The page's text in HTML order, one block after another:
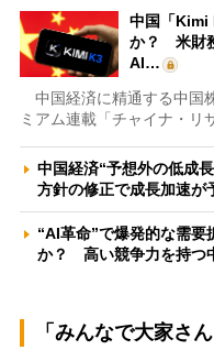
中国「Kimi
か？ 米財
AI…
中国経済に精通する中国
ミアム連載「チャイナ・リ
中国経済“予想外の低成
方針の修正で成長加速
“AI革命”で爆発的な需要
か？ 高い競争力を持つ
「みんなで大家さ